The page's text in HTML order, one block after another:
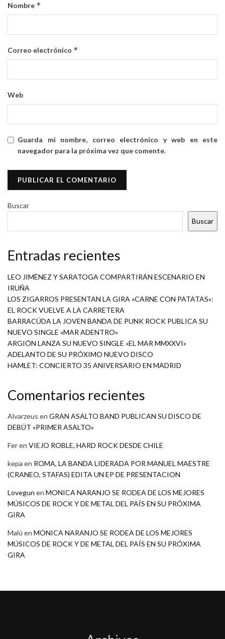
Nombre *
Correo electrónico *
Web
Guarda mi nombre, correo electrónico y web en este
navegador para la próxima vez que comente.
Buscar
Buscar
Entradas recientes
LEO JIMÉNEZ Y SARATOGA COMPARTIRÁN ESCENARIO EN
IRUÑA
LOS ZIGARROS PRESENTAN LA GIRA «CARNE CON PATATAS»:
EL ROCK VUELVE A LA CARRETERA
BARRACÜDA LA JOVEN BANDA DE PUNK ROCK PUBLICA SU
NUEVO SINGLE «MAR ADENTRO»
ARGIÓN LANZA SU NUEVO SINGLE «EL MAR MMXXVI»
ADELANTO DE SU PRÓXIMO NUEVO DISCO
HAMLET: CONCIERTO 35 ANIVERSARIO EN MADRID
Comentarios recientes
Alvarzeus en GRAN ASALTO BAND PUBLICAN SU DISCO DE
DEBÚT «PRIMER ASALTO»
Feren VIEJO ROBLE, HARD ROCK DESDE CHILE
kepa en ROMA, LA BANDA LIDERADA POR MANUEL MAESTRE
(CRANEO, STAFAS) EDITA UN EP DE PRESENTACION
Lovegun en MONICA NARANJO SE RODEA DE LOS MEJORES
MÚSICOS DE ROCK Y DE METAL DEL PAÍS EN SU PRÓXIMA
GIRA
Malú en MONICA NARANJO SE RODEA DE LOS MEJORES
MÚSICOS DE ROCK Y DE METAL DEL PAÍS EN SU PRÓXIMA
GIRA